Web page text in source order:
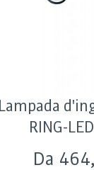
Lampada
RING-
Da